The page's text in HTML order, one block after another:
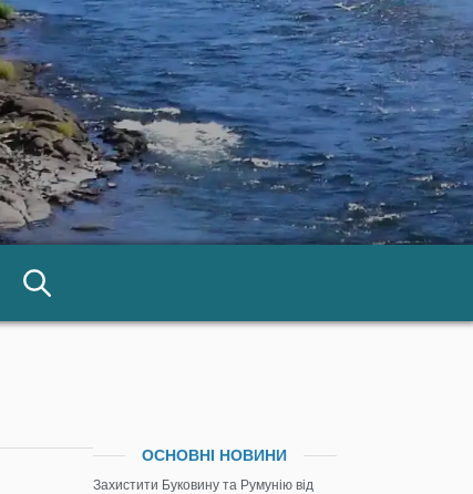
ОСНОВНІ НОВИНИ
Захистити Буковину та Румунію від